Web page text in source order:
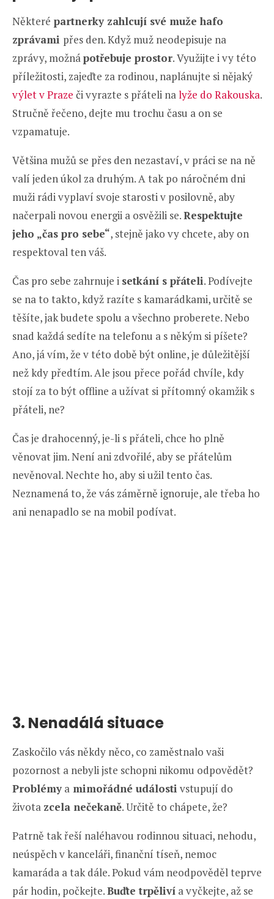
Některé partnerky zahlcují své muže hafo
zprávami přes den. Když muž neodepisuje na
zprávy, možnápotřebuje prostor. Využijte i vy této
příležitosti, zajeďte za rodinou, naplánujte si nějaký
výlet v Praze či vyrazte s přáteli nalyže do Rakouska.
Stručně řečeno, dejte mu trochu času a on se
vzpamatuje.
Většina mužů se přes den nezastaví, v práci se na ně
valí jeden úkol za druhým. A tak po náročném dni
muži rádi vyplaví svoje starosti v posilovně, aby
načerpali novou energii a osvěžili se.Respektujte
jeho „čas pro sebe“, stejně jako vy chcete, aby on
respektoval ten váš.
Čas pro sebe zahrnuje i setkání s přáteli. Podívejte
se na to takto, když razíte s kamarádkami, určitě se
těšíte, jak budete spolu a všechno proberete. Nebo
snad každá sedíte na telefonu a s někým si píšete?
Ano, já vím, že v této době být online, je důležitější
než kdy předtím. Ale jsou přece pořád chvíle, kdy
stojí za to být offline a užívat si přítomný okamžik s
přáteli, ne?
Čas je drahocenný, je-li s přáteli, chce ho plně
věnovat jim. Není ani zdvořilé, aby se přátelům
nevěnoval. Nechte ho, aby si užil tento čas.
Neznamená to, že vás záměrně ignoruje, ale třeba ho
ani nenapadlo se na mobil podívat.
3. Nenadálá situace
Zaskočilo vás někdy něco, co zaměstnalo vaši
pozornost a nebyli jste schopni nikomu odpovědět?
Problémya mimořádné události vstupují do
života zcela nečekaně. Určitě to chápete, že?
Patrně tak řeší naléhavou rodinnou situaci, nehodu,
neúspěch v kanceláři, finanční tíseň, nemoc
kamaráda a tak dále. Pokud vám neodpověděl teprve
pár hodin, počkejte.Buďte trpěliví a vyčkejte, až se